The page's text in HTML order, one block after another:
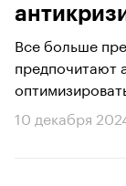
Все больше
предпочитают
10 декабря